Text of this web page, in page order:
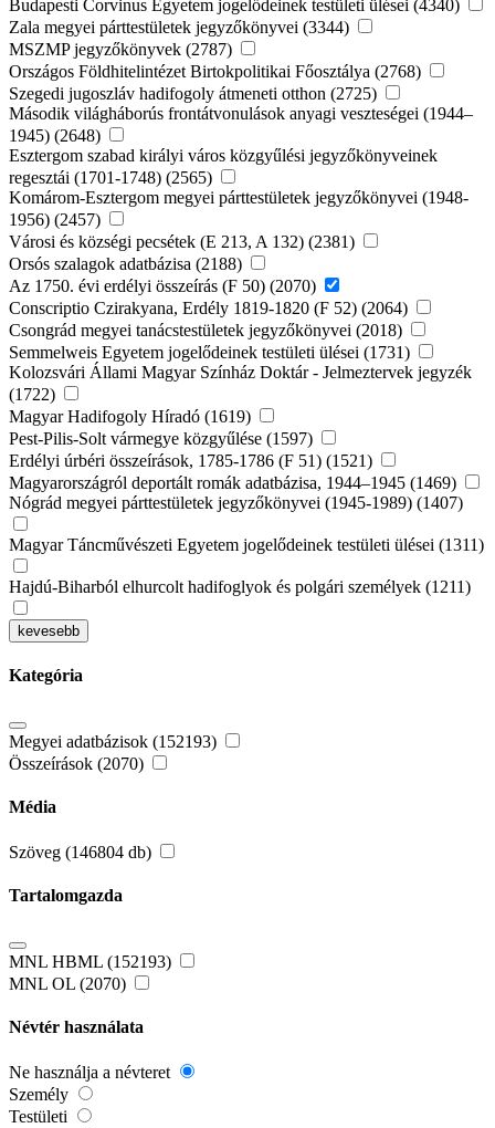
Budapesti Corvinus Egyetem jogelődeinek testületi ülései (4340)
Zala megyei párttestületek jegyzőkönyvei (3344)
MSZMP jegyzőkönyvek (2787)
Országos Földhitelintézet Birtokpolitikai Főosztálya (2768)
Szegedi jugoszláv hadifogoly átmeneti otthon (2725)
Második világháborús frontátvonulások anyagi veszteségei (1944–
1945) (2648)
Esztergom szabad királyi város közgyűlési jegyzőkönyveinek
regesztái (1701-1748) (2565)
Komárom-Esztergom megyei párttestületek jegyzőkönyvei (1948-
1956) (2457)
Városi és községi pecsétek (E 213, A 132) (2381)
Orsós szalagok adatbázisa (2188)
Az 1750. évi erdélyi összeírás (F 50) (2070)
Conscriptio Czirakyana, Erdély 1819-1820 (F 52) (2064)
Csongrád megyei tanácstestületek jegyzőkönyvei (2018)
Semmelweis Egyetem jogelődeinek testületi ülései (1731)
Kolozsvári Állami Magyar Színház Doktár - Jelmeztervek jegyzék
(1722)
Magyar Hadifogoly Híradó (1619)
Pest-Pilis-Solt vármegye közgyűlése (1597)
Erdélyi úrbéri összeírások, 1785-1786 (F 51) (1521)
Magyarországról deportált romák adatbázisa, 1944–1945 (1469)
Nógrád megyei párttestületek jegyzőkönyvei (1945-1989) (1407)
Magyar Táncművészeti Egyetem jogelődeinek testületi ülései (1311)
Hajdú-Biharból elhurcolt hadifoglyok és polgári személyek (1211)
kevesebb
Kategória
Megyei adatbázisok (152193)
Összeírások (2070)
Média
Szöveg (146804 db)
Tartalomgazda
MNL HBML (152193)
MNL OL (2070)
Névtér használata
Ne használja a névteret
Személy
Testületi